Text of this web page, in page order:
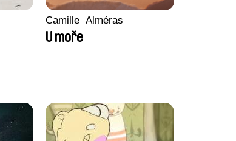
Camille​ ​ ​Alméras
U moře